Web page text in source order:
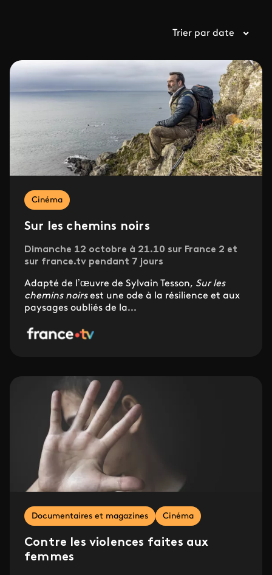
Trier par date
Cinéma
Sur les chemins noirs
Dimanche 12 octobre à 21.10 sur France 2 et
sur france.tv pendant 7 jours
Adapté de l’œuvre de Sylvain Tesson, Sur les
chemins noirsest une ode à la résilience et aux
paysages oubliés de la...
Documentaires et magazines Cinéma
Contre les violences faites aux
femmes